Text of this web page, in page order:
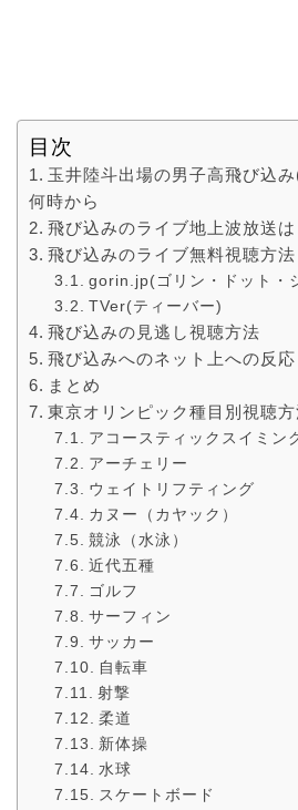
目次
玉井陸斗出場の男子高飛び込
何時から
飛び込みのライブ地上波放送は
飛び込みのライブ無料視聴方法
gorin.jp(ゴリン・ドット・
TVer(ティーバー)
飛び込みの見逃し視聴方法
飛び込みへのネット上への反応
まとめ
東京オリンピック種目別視聴方
アコースティックスイミン
アーチェリー
ウェイトリフティング
カヌー（カヤック）
競泳（水泳）
近代五種
ゴルフ
サーフィン
サッカー
自転車
射撃
柔道
新体操
水球
スケートボード